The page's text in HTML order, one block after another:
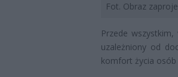
Fot. Obraz
Przede
uzależniony od
komfort życia osób